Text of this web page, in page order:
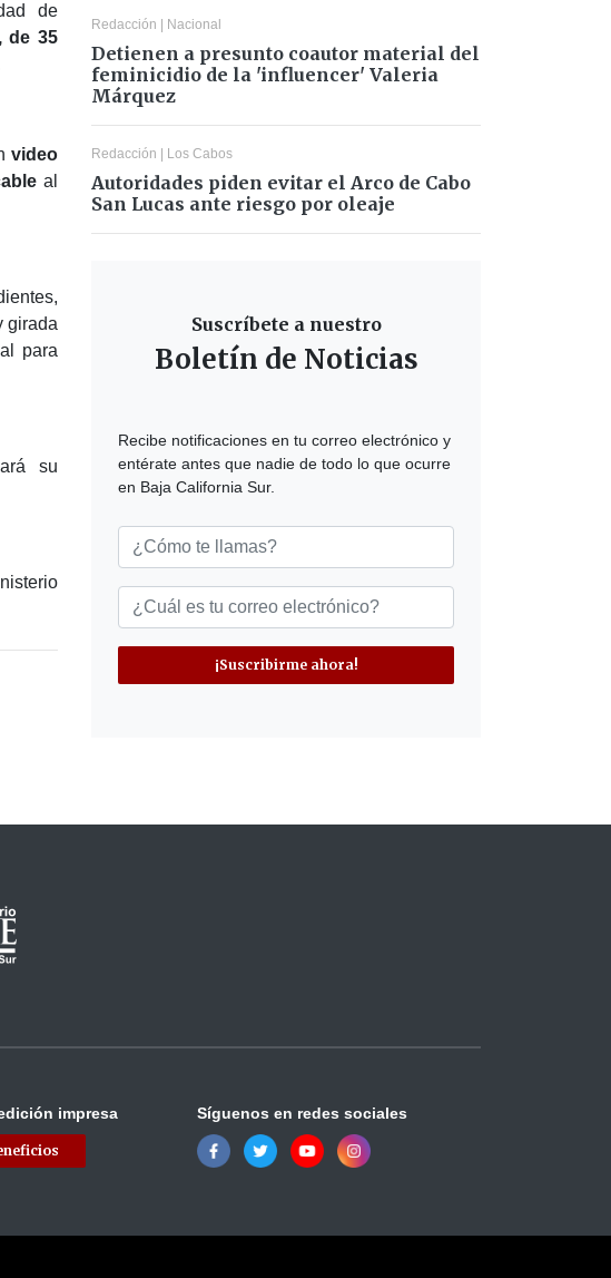
de
de 35
video
al
girada
para
su
Redacción | Nacional
Detienen a presunto coautor material del
feminicidio de la 'influencer' Valeria
Márquez
Redacción | Los Cabos
Autoridades piden evitar el Arco de Cabo
San Lucas ante riesgo por oleaje
Suscríbete a nuestro
Boletín de Noticias
Recibe notificaciones en tu correo electrónico y
entérate antes que nadie de todo lo que ocurre
en Baja California Sur.
¡Suscribirme ahora!
impresa Síguenos en redes sociales